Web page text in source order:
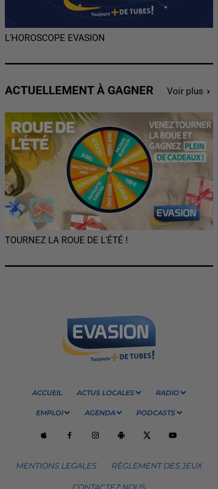
L'HOROSCOPE EVASION
ACTUELLEMENT À GAGNER Voir plus
TOURNEZ LA ROUE DE L'ÉTÉ !
ACCUEIL ACTUS LOCALES RADIO
EMPLOI AGENDA PODCASTS
MENTIONS LEGALES RÈGLEMENT DES JEUX
CONTACTEZ NOUS